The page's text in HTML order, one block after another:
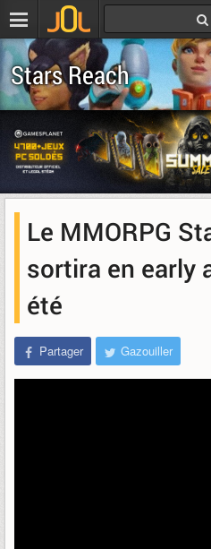
Stars Reach
Le MMORPG
sortira en early
été
Partager Gazouiller